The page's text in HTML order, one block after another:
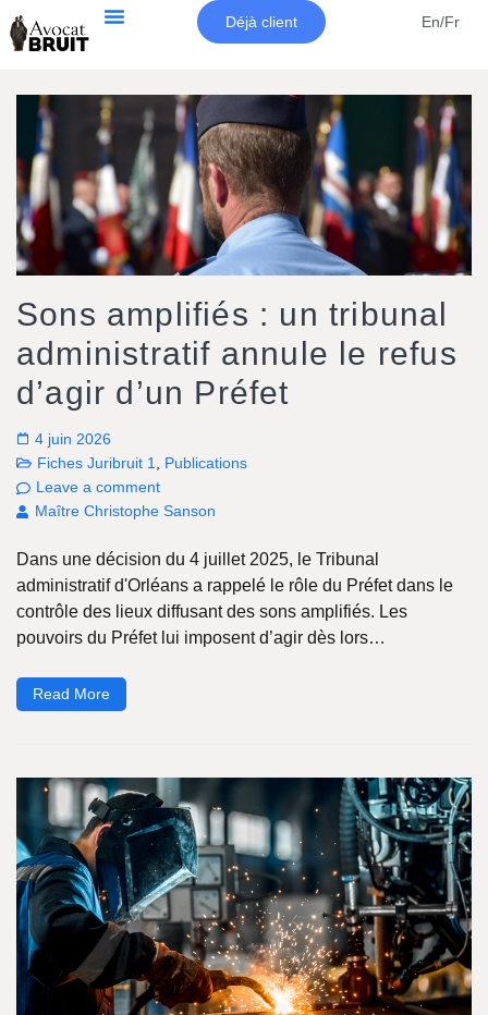
Déjà client En/Fr
Sons amplifiés : un tribunal
administratif annule le refus
d’agir d’un Préfet
4 juin 2026
Fiches Juribruit 1
Publications
Leave a comment
Maître Christophe Sanson
Dans une décision du 4 juillet 2025, le Tribunal
administratif d'Orléans a rappelé le rôle du Préfet dans le
contrôle des lieux diffusant des sons amplifiés. Les
pouvoirs du Préfet lui imposent d’agir dès lors…
Read More